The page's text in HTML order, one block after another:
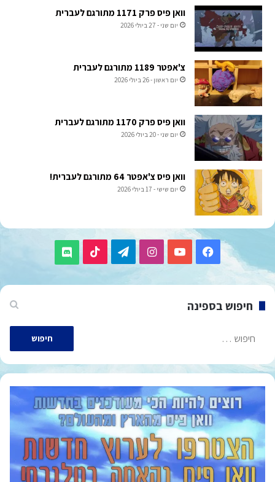
וואן פיס פרק 1171 מתורגם לעברית
יום שני - 27 ביולי 2026
צ'אפטר 1189 מתורגם לעברית
יום ראשון - 26 ביולי 2026
וואן פיס פרק 1170 מתורגם לעברית
יום שני - 20 ביולי 2026
וואן פיס צ'אפטר 64 מתורגם לעברית!
יום שישי - 17 ביולי 2026
Facebook
YouTube
Instagram
Telegram
TikTok
Discord
חיפוש בספינה
חיפוש: